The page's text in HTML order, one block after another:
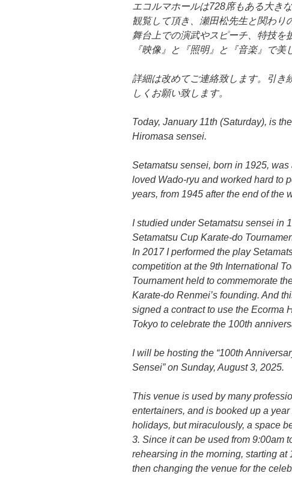
エコルマホールは728席もある大き
観覧して頂き、瀬田松先生と関わり
舞台上での演武やスピーチ、特技を
『映像』と『照明』と『音楽』で美
詳細は改めてご連絡致します。引き
しくお願い致します。
Today, January 11th (Saturday), is
Hiromasa sensei.
Setamatsu sensei, born in 1925,
loved Wado-ryu and worked hard to
years, from 1945 after the end of the
I studied under Setamatsu sensei in
Setamatsu Cup Karate-do
In 2017 I performed the play
competition at the 9th International
Tournament held to commemorate
Karate-do Renmei’s founding. And
signed a contract to use the Ecorma
Tokyo to celebrate the 100th
I will be hosting the “100th
Sensei” on Sunday, August 3, 2025.
This venue is used by many
entertainers, and is booked up a
holidays, but miraculously, a space
3. Since it can be used from 9:00am
rehearsing in the morning, starting
then changing the venue for the